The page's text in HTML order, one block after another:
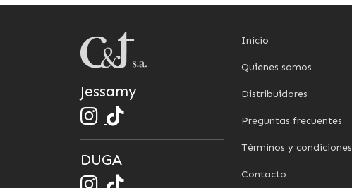
Jessamy
DUGA
Inicio
Quienes somos
Distribuidores
Preguntas frecuentes
Términos y condiciones
Contacto